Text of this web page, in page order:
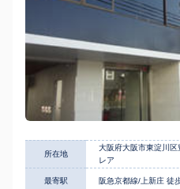
所在地
大阪府大阪市東淀川
レア
最寄駅 阪急京都線/上新庄 徒